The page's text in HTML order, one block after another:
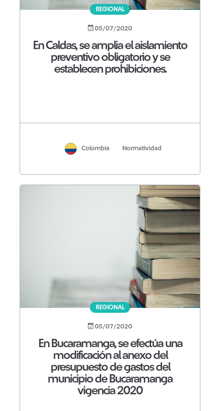
REGIONAL
05/07/2020
En Caldas, se amplia el aislamiento
preventivo obligatorio y se
establecen prohibiciones.
Colombia Normatividad
REGIONAL
05/07/2020
En Bucaramanga, se efectúa una
modificación al anexo del
presupuesto de gastos del
municipio de Bucaramanga
vigencia 2020